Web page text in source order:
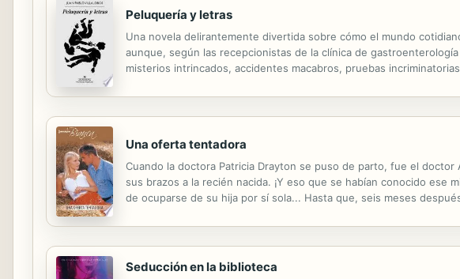
Peluquería y letras
Una novela delirantemente divertida sobre cómo el mundo
aunque, según las recepcionistas de la clínica de
misterios intrincados, accidentes macabros, pruebas
Una oferta tentadora
Cuando la doctora Patricia Drayton se puso de parto, fue el
sus brazos a la recién nacida. ¡Y eso que se habían conocido ese
de ocuparse de su hija por sí sola... Hasta que, seis meses
Seducción en la biblioteca